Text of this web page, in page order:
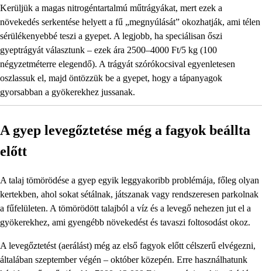
Kerüljük a magas nitrogéntartalmú műtrágyákat, mert ezek a
növekedés serkentése helyett a fű „megnyúlását” okozhatják, ami télen
sérülékenyebbé teszi a gyepet. A legjobb, ha speciálisan őszi
gyeptrágyát választunk – ezek ára 2500–4000 Ft/5 kg (100
négyzetméterre elegendő). A trágyát szórókocsival egyenletesen
oszlassuk el, majd öntözzük be a gyepet, hogy a tápanyagok
gyorsabban a gyökerekhez jussanak.
A gyep levegőztetése még a fagyok beállta
előtt
A talaj tömörödése a gyep egyik leggyakoribb problémája, főleg olyan
kertekben, ahol sokat sétálnak, játszanak vagy rendszeresen parkolnak
a fűfelületen. A tömörödött talajból a víz és a levegő nehezen jut el a
gyökerekhez, ami gyengébb növekedést és tavaszi foltosodást okoz.
A levegőztetést (aerálást) még az első fagyok előtt célszerű elvégezni,
általában szeptember végén – október közepén. Erre használhatunk